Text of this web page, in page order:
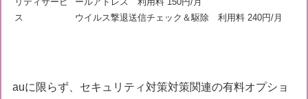
ス
ウイルス撃退送信チェック＆駆除 利用料 240円/月
auに限らず、セキュリティ対策対策関連の有料オプショ